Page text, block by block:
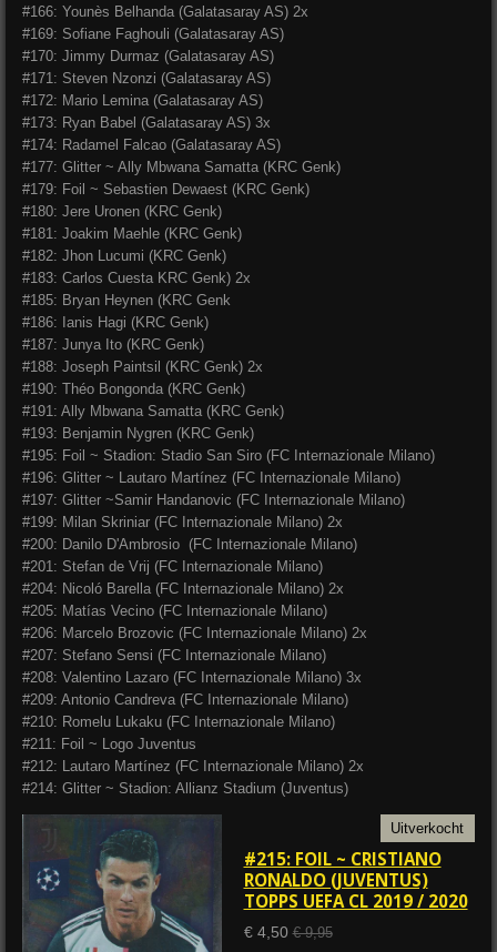
#166: Younès Belhanda (Galatasaray AS) 2x
#169: Sofiane Faghouli (Galatasaray AS)
#170: Jimmy Durmaz (Galatasaray AS)
#171: Steven Nzonzi (Galatasaray AS)
#172: Mario Lemina (Galatasaray AS)
#173: Ryan Babel (Galatasaray AS) 3x
#174: Radamel Falcao (Galatasaray AS)
#177: Glitter ~ Ally Mbwana Samatta (KRC Genk)
#179: Foil ~ Sebastien Dewaest (KRC Genk)
#180: Jere Uronen (KRC Genk)
#181: Joakim Maehle (KRC Genk)
#182: Jhon Lucumi (KRC Genk)
#183: Carlos Cuesta KRC Genk) 2x
#185: Bryan Heynen (KRC Genk
#186: Ianis Hagi (KRC Genk)
#187: Junya Ito (KRC Genk)
#188: Joseph Paintsil (KRC Genk) 2x
#190: Théo Bongonda (KRC Genk)
#191: Ally Mbwana Samatta (KRC Genk)
#193: Benjamin Nygren (KRC Genk)
#195: Foil ~ Stadion: Stadio San Siro (FC Internazionale Milano)
#196: Glitter ~ Lautaro Martínez (FC Internazionale Milano)
#197: Glitter ~Samir Handanovic (FC Internazionale Milano)
#199: Milan Skriniar (FC Internazionale Milano) 2x
#200: Danilo D'Ambrosio (FC Internazionale Milano)
#201: Stefan de Vrij (FC Internazionale Milano)
#204: Nicoló Barella (FC Internazionale Milano) 2x
#205: Matías Vecino (FC Internazionale Milano)
#206: Marcelo Brozovic (FC Internazionale Milano) 2x
#207: Stefano Sensi (FC Internazionale Milano)
#208: Valentino Lazaro (FC Internazionale Milano) 3x
#209: Antonio Candreva (FC Internazionale Milano)
#210: Romelu Lukaku (FC Internazionale Milano)
#211: Foil ~ Logo Juventus
#212: Lautaro Martínez (FC Internazionale Milano) 2x
#214: Glitter ~ Stadion: Allianz Stadium (Juventus)
Uitverkocht
#215: FOIL ~ CRISTIANO
RONALDO (JUVENTUS)
TOPPS UEFA CL 2019 / 2020
€ 4,50 € 9,95